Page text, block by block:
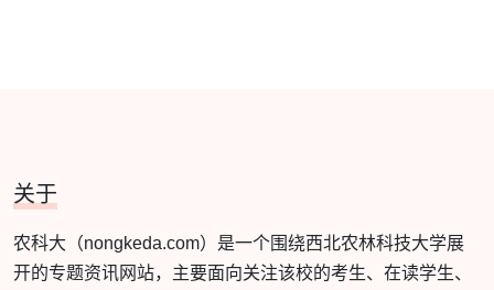
关于
农科大（nongkeda.com）是一个围绕西北农林科技大学展
开的专题资讯网站，主要面向关注该校的考生、在读学生、